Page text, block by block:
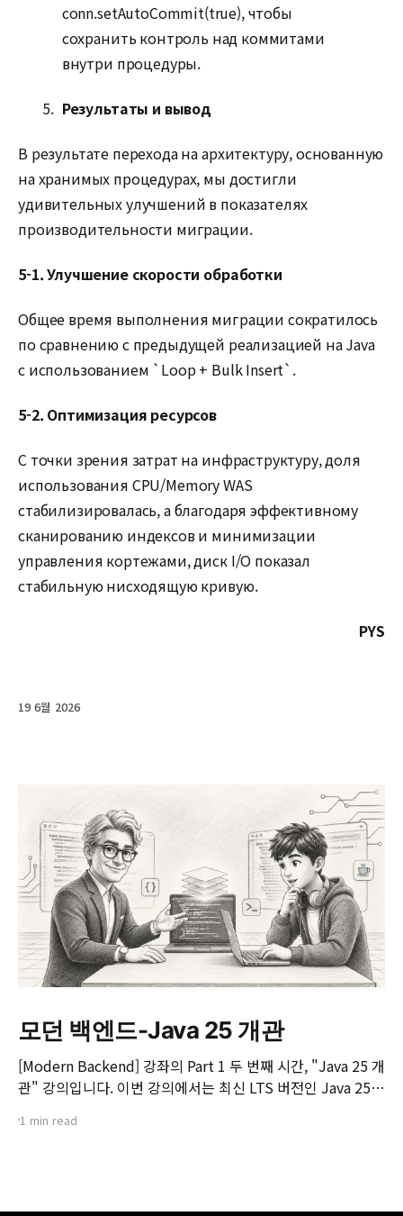
conn.setAutoCommit(true), чтобы
сохранить контроль над коммитами
внутри процедуры.
Результаты и вывод
В результате перехода на архитектуру, основанную
на хранимых процедурах, мы достигли
удивительных улучшений в показателях
производительности миграции.
5-1. Улучшение скорости обработки
Общее время выполнения миграции сократилось
по сравнению с предыдущей реализацией на Java
с использованием `Loop + Bulk Insert`.
5-2. Оптимизация ресурсов
С точки зрения затрат на инфраструктуру, доля
использования CPU/Memory WAS
стабилизировалась, а благодаря эффективному
сканированию индексов и минимизации
управления кортежами, диск I/O показал
стабильную нисходящую кривую.
PYS
19 6월 2026
모던 백엔드-Java 25 개관
[Modern Backend] 강좌의 Part 1 두 번째 시간, "Java 25 개
관" 강의입니다. 이번 강의에서는 최신 LTS 버전인 Java 25의
Enhancement Proposal) 기능들을 살펴봅니다. 📌 주요 학
1 min read